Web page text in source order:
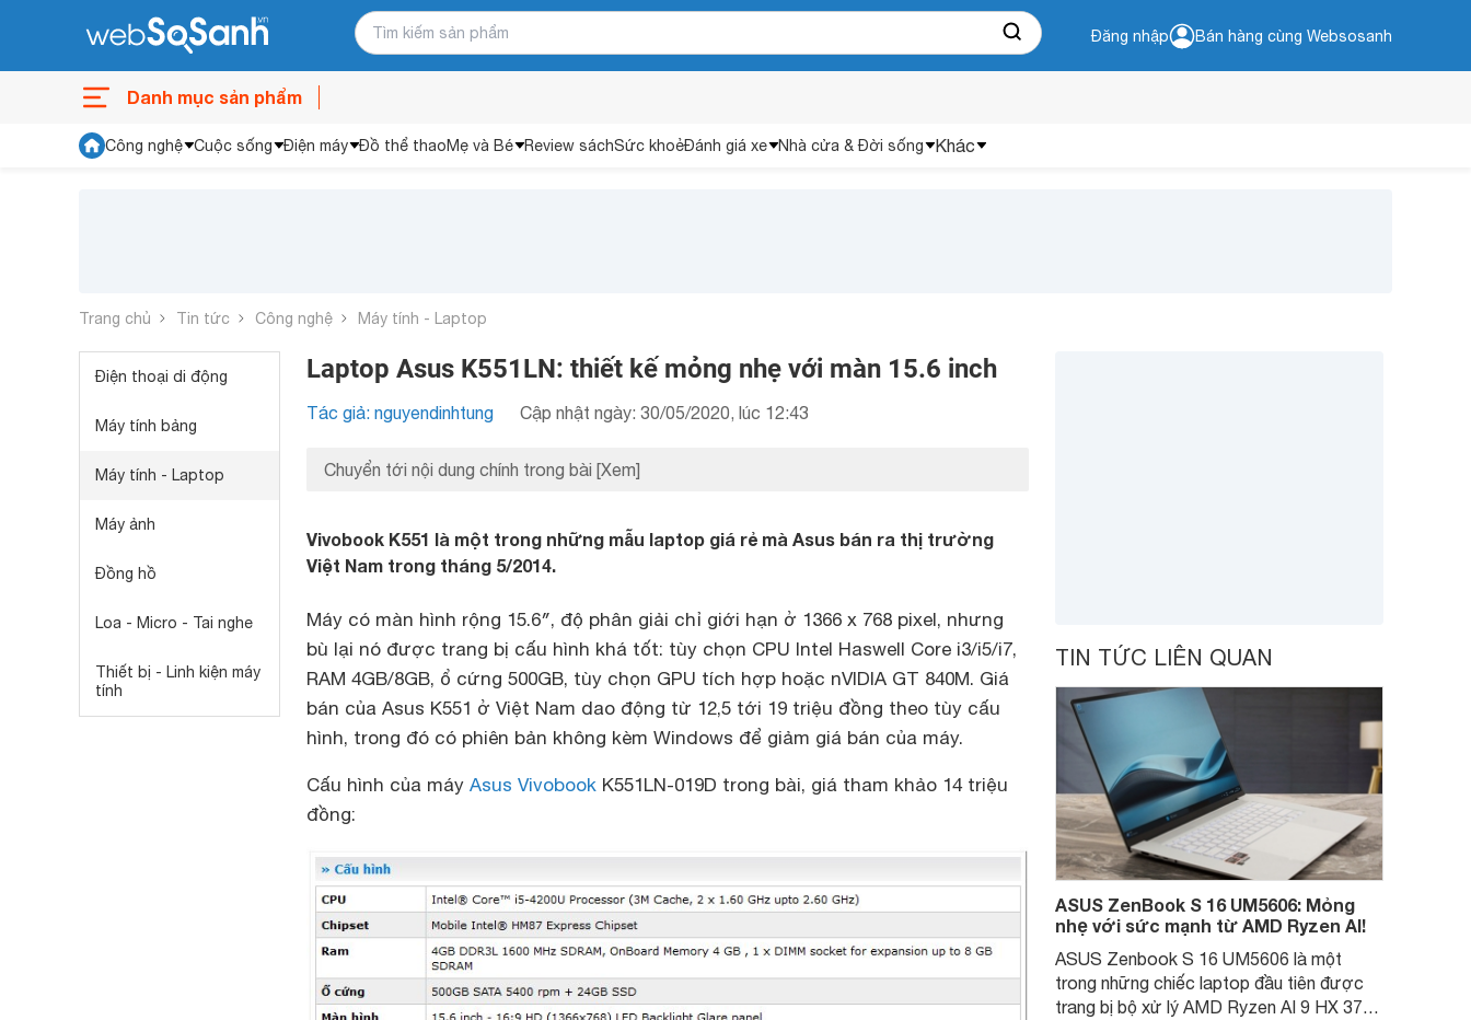
Đăng nhập Bán hàng cùng Websosanh
Danh mục sản phẩm
Công nghệ Cuộc sống Điện máy Đồ thể thaoMẹ và Bé Review sáchSức khoẻĐánh giá xe Nhà cửa & Đời sống Khác
Trang chủ Tin tức Công nghệ Máy tính - Laptop
Điện thoại di động
Máy tính bảng
Máy tính - Laptop
Máy ảnh
Đồng hồ
Loa - Micro - Tai nghe
Thiết bị - Linh kiện máy
tính
Laptop Asus K551LN: thiết kế mỏng nhẹ với màn 15.6 inch
Tác giả: nguyendinhtung Cập nhật ngày: 30/05/2020, lúc 12:43
Chuyển tới nội dung chính trong bài [Xem]
Vivobook K551 là một trong những mẫu laptop giá rẻ mà Asus bán ra thị trường
Việt Nam trong tháng 5/2014.
Máy có màn hình rộng 15.6″, độ phân giải chỉ giới hạn ở 1366 x 768 pixel, nhưng
bù lại nó được trang bị cấu hình khá tốt: tùy chọn CPU Intel Haswell Core i3/i5/i7,
RAM 4GB/8GB, ổ cứng 500GB, tùy chọn GPU tích hợp hoặc nVIDIA GT 840M. Giá
bán của Asus K551 ở Việt Nam dao động từ 12,5 tới 19 triệu đồng theo tùy cấu
hình, trong đó có phiên bản không kèm Windows để giảm giá bán của máy.
Cấu hình của máy Asus Vivobook K551LN-019D trong bài, giá tham khảo 14 triệu
đồng:
TIN TỨC LIÊN QUAN
ASUS ZenBook S 16 UM5606: Mỏng
nhẹ với sức mạnh từ AMD Ryzen AI!
ASUS Zenbook S 16 UM5606 là một
trong những chiếc laptop đầu tiên được
trang bị bộ xử lý AMD Ryzen AI 9 HX 370